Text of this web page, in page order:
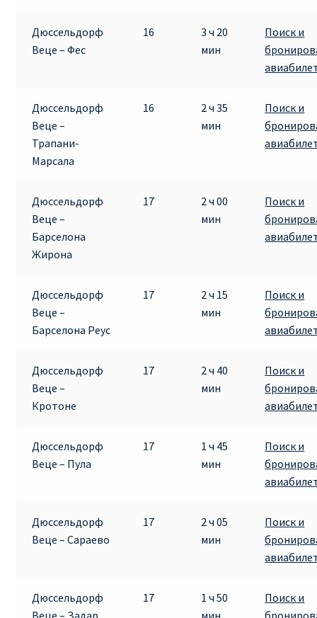
Дюссельдорф
Веце – Фес
16
3 ч 20
мин
Поиск и
Дюссельдорф
Веце –
Трапани-
Марсала
16
2 ч 35
мин
Поиск и
Дюссельдорф
Веце –
Барселона
Жирона
17
2 ч 00
мин
Поиск и
Дюссельдорф
Веце –
Барселона Реус
17
2 ч 15
мин
Поиск и
Дюссельдорф
Веце –
Кротоне
17
2 ч 40
мин
Поиск и
Дюссельдорф
Веце – Пула
17
1 ч 45
мин
Поиск и
Дюссельдорф
Веце – Сараево
17
2 ч 05
мин
Поиск и
Дюссельдорф
Веце – Задар
17
1 ч 50
мин
Поиск и